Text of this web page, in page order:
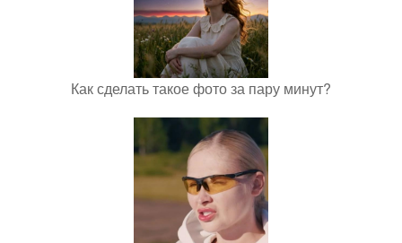
Как сделать такое фото за пару минут?